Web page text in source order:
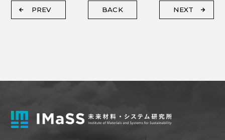
NEXT
BACK
PREV